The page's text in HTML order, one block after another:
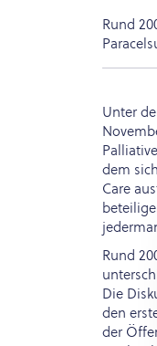
Rund
Unter
dem
Care
Rund
Die
den
der